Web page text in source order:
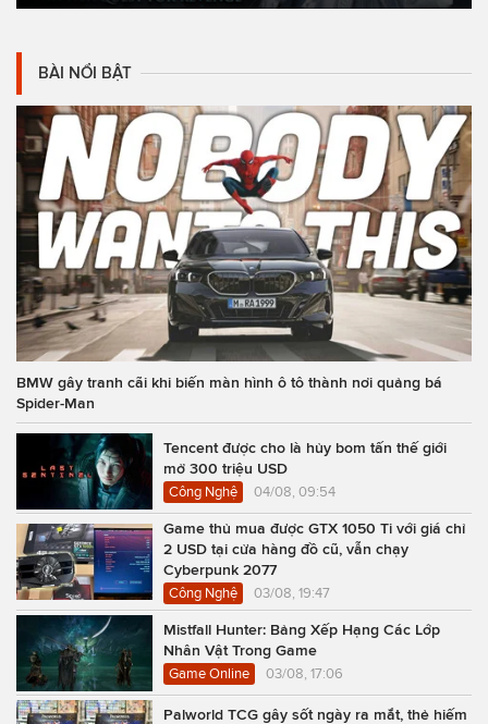
BÀI NỔI BẬT
BMW gây tranh cãi khi biến màn hình ô tô thành nơi quảng bá
Spider-Man
Tencent được cho là hủy bom tấn thế giới
mở 300 triệu USD
Công Nghệ 04/08, 09:54
Game thủ mua được GTX 1050 Ti với giá chỉ
2 USD tại cửa hàng đồ cũ, vẫn chạy
Cyberpunk 2077
Công Nghệ 03/08, 19:47
Mistfall Hunter: Bảng Xếp Hạng Các Lớp
Nhân Vật Trong Game
Game Online 03/08, 17:06
Palworld TCG gây sốt ngày ra mắt, thẻ hiếm